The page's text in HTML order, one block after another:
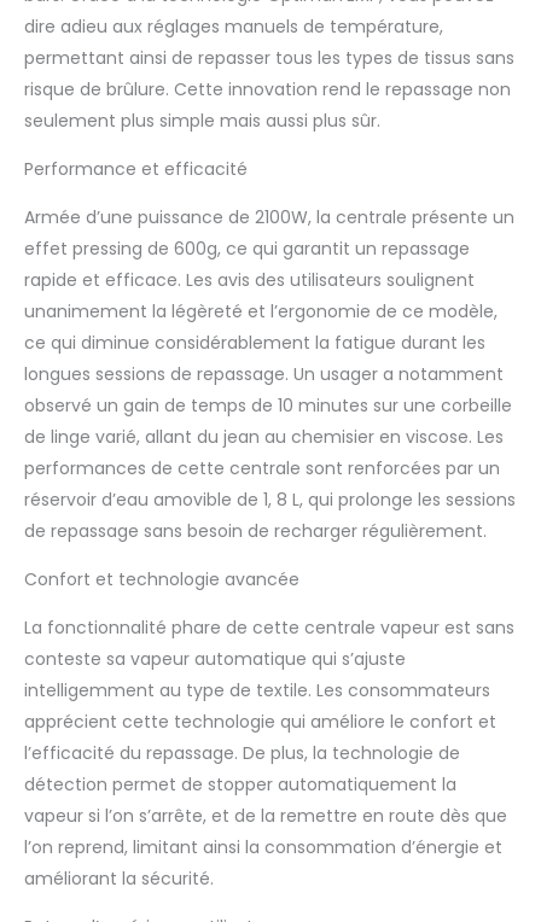
planche à repasser
TECHNOLOGIE DYNAMIQ :
notre capteur intelligent
sait exactement quand et
comment le fer se déplace,
libérant automatiquement
une vapeur puissante selon
DE TEMPÉRATURE : repassez
tout, des jeans à la soie,
sans ajuster la température
- Pas besoin de trier votre
linge, de changer les
réglages ou d'attendre que
le fer s'adapte UNE
AUTONOMIE PROLONGÉE : Sa
capacité de 1.8L vous offre
jusqu'à 2 heures
d'utilisation en continu.
Avec la fonction Easy De-
Calc, le détartrage est
facile et efficace pour
prolonger la durée de vie
dire adieu aux réglages manuels de température,
permettant ainsi de repasser tous les types de tissus sans
risque de brûlure. Cette innovation rend le repassage non
seulement plus simple mais aussi plus sûr.
Performance et efficacité
Armée d’une puissance de 2100W, la centrale présente un
effet pressing de 600g, ce qui garantit un repassage
rapide et efficace. Les avis des utilisateurs soulignent
unanimement la légèreté et l’ergonomie de ce modèle,
ce qui diminue considérablement la fatigue durant les
longues sessions de repassage. Un usager a notamment
observé un gain de temps de 10 minutes sur une corbeille
de linge varié, allant du jean au chemisier en viscose. Les
performances de cette centrale sont renforcées par un
réservoir d’eau amovible de 1, 8 L, qui prolonge les sessions
de repassage sans besoin de recharger régulièrement.
Confort et technologie avancée
La fonctionnalité phare de cette centrale vapeur est sans
conteste sa vapeur automatique qui s’ajuste
intelligemment au type de textile. Les consommateurs
apprécient cette technologie qui améliore le confort et
l’efficacité du repassage. De plus, la technologie de
détection permet de stopper automatiquement la
vapeur si l’on s’arrête, et de la remettre en route dès que
l’on reprend, limitant ainsi la consommation d’énergie et
améliorant la sécurité.